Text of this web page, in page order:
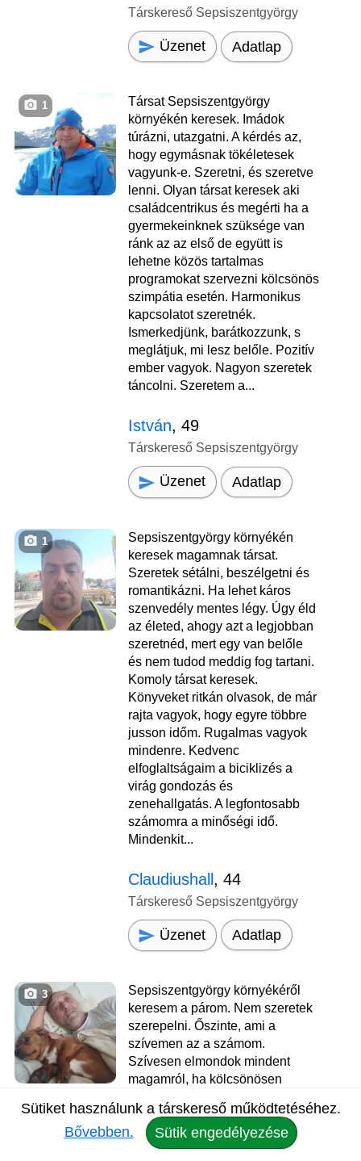
Társkereső Sepsiszentgyörgy
Üzenet Adatlap
1
Társat Sepsiszentgyörgy
környékén keresek. Imádok
túrázni, utazgatni. A kérdés az,
hogy egymásnak tökéletesek
vagyunk-e. Szeretni, és szeretve
lenni. Olyan társat keresek aki
családcentrikus és megérti ha a
gyermekeinknek szüksége van
ránk az az első de együtt is
lehetne közös tartalmas
programokat szervezni kölcsönös
szimpátia esetén. Harmonikus
kapcsolatot szeretnék.
Ismerkedjünk, barátkozzunk, s
meglátjuk, mi lesz belőle. Pozitív
ember vagyok. Nagyon szeretek
táncolni. Szeretem a...
István, 49
Társkereső Sepsiszentgyörgy
Üzenet Adatlap
1
Sepsiszentgyörgy környékén
keresek magamnak társat.
Szeretek sétálni, beszélgetni és
romantikázni. Ha lehet káros
szenvedély mentes légy. Úgy éld
az életed, ahogy azt a legjobban
szeretnéd, mert egy van belőle
és nem tudod meddig fog tartani.
Komoly társat keresek.
Könyveket ritkán olvasok, de már
rajta vagyok, hogy egyre többre
jusson időm. Rugalmas vagyok
mindenre. Kedvenc
elfoglaltságaim a biciklizés a
virág gondozás és
zenehallgatás. A legfontosabb
számomra a minőségi idő.
Mindenkit...
Claudiushall, 44
Társkereső Sepsiszentgyörgy
Üzenet Adatlap
3
Sepsiszentgyörgy környékéről
keresem a párom. Nem szeretek
szerepelni. Őszinte, ami a
szívemen az a számom.
Szívesen elmondok mindent
magamról, ha kölcsönösen
Romantikus de határozott.
Szeretnék egy olyan boldog,
harmónikus kapcsolatban élni,
Sütiket használunk a társkereső működtetéséhez.
Bővebben.
Sütik engedélyezése